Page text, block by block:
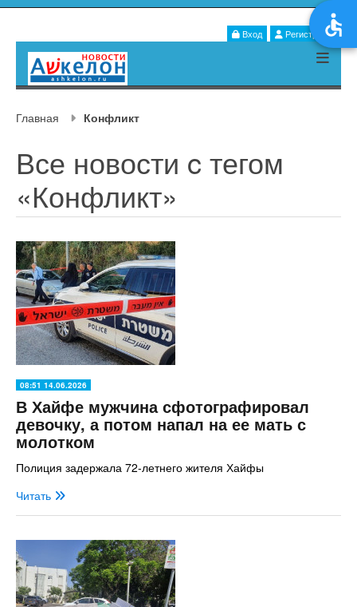
Вход Регистрация
Главная Конфликт
Все новости c тегом
«Конфликт»
08:51 14.06.2026
В Хайфе мужчина сфотографировал
девочку, а потом напал на ее мать с
молотком
Полиция задержала 72-летнего жителя Хайфы
Читать